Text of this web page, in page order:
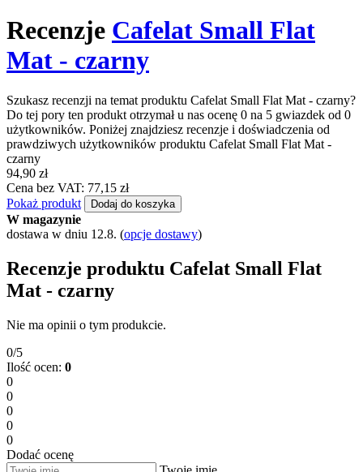
Recenzje Cafelat Small Flat
Mat - czarny
Szukasz recenzji na temat produktu Cafelat Small Flat Mat - czarny?
Do tej pory ten produkt otrzymał u nas ocenę 0 na 5 gwiazdek od 0
użytkowników. Poniżej znajdziesz recenzje i doświadczenia od
prawdziwych użytkowników produktu Cafelat Small Flat Mat -
czarny
94,90 zł
Cena bez VAT: 77,15 zł
Pokaż produkt
Dodaj do koszyka
W magazynie
dostawa w dniu 12.8. (opcje dostawy)
Recenzje produktu Cafelat Small Flat
Mat - czarny
Nie ma opinii o tym produkcie.
0/5
Ilość ocen: 0
0
0
0
0
0
Dodać ocenę